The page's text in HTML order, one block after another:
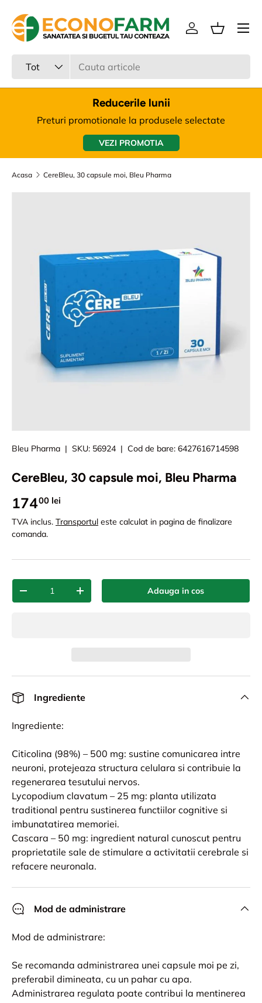
Sari la continut
Tot
Intra in cont
Cos
Meniu
Reducerile lunii
Preturi promotionale la produsele selectate
VEZI PROMOTIA
Acasa CereBleu, 30 capsule moi, Bleu Pharma
Bleu Pharma | SKU: 56924 | Cod de bare: 6427616714598
CereBleu, 30 capsule moi, Bleu Pharma
17400 lei
TVA inclus. Transportul este calculat in pagina de finalizare
comanda.
Cant.
-
+ Adauga in cos
Ingrediente
Ingrediente:
Citicolina (98%) – 500 mg: sustine comunicarea intre
neuroni, protejeaza structura celulara si contribuie la
regenerarea tesutului nervos.
Lycopodium clavatum – 25 mg: planta utilizata
traditional pentru sustinerea functiilor cognitive si
imbunatatirea memoriei.
Cascara – 50 mg: ingredient natural cunoscut pentru
proprietatile sale de stimulare a activitatii cerebrale si
refacere neuronala.
Mod de administrare
Mod de administrare:
Se recomanda administrarea unei capsule moi pe zi,
preferabil dimineata, cu un pahar cu apa.
Administrarea regulata poate contribui la mentinerea